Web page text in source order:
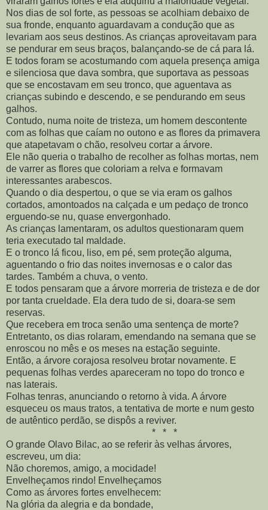
Nos dias de sol forte, as pessoas se acolhiam debaixo de
sua fronde, enquanto aguardavam a condução que as
levariam aos seus destinos. As crianças aproveitavam para
se pendurar em seus braços, balançando-se de cá para lá.
E todos foram se acostumando com aquela presença amiga
e silenciosa que dava sombra, que suportava as pessoas
que se encostavam em seu tronco, que aguentava as
crianças subindo e descendo, e se pendurando em seus
galhos.
Contudo, numa noite de tristeza, um homem descontente
com as folhas que caíam no outono e as flores da primavera
que atapetavam o chão, resolveu cortar a árvore.
Ele não queria o trabalho de recolher as folhas mortas, nem
de varrer as flores que coloriam a relva e formavam
interessantes arabescos.
Quando o dia despertou, o que se via eram os galhos
cortados, amontoados na calçada e um pedaço de tronco
erguendo-se nu, quase envergonhado.
As crianças lamentaram, os adultos questionaram quem
teria executado tal maldade.
E o tronco lá ficou, liso, em pé, sem proteção alguma,
aguentando o frio das noites invernosas e o calor das
tardes. Também a chuva, o vento.
E todos pensaram que a árvore morreria de tristeza e de dor
por tanta crueldade. Ela dera tudo de si, doara-se sem
reservas.
Que recebera em troca senão uma sentença de morte?
Entretanto, os dias rolaram, emendando na semana que se
enroscou no mês e os meses na estação seguinte.
Então, a árvore corajosa resolveu brotar novamente. E
pequenas folhas verdes apareceram no topo do tronco e
nas laterais.
Folhas tenras, anunciando o retorno à vida. A árvore
esqueceu os maus tratos, a tentativa de morte e num gesto
de autêntico perdão, se dispôs a reviver.
* * *
O grande Olavo Bilac, ao se referir às velhas árvores,
escreveu, um dia:
Não choremos, amigo, a mocidade!
Envelheçamos rindo! Envelheçamos
Como as árvores fortes envelhecem:
Na glória da alegria e da bondade,